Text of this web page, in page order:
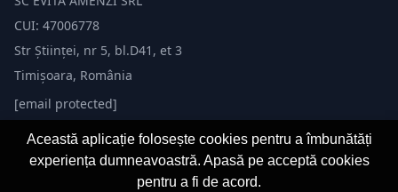
CUI: 47006778
Str Științei, nr 5, bl.D41, et 3
Timișoara, România
[email protected]
Această aplicație folosește cookies pentru a îmbunătăți
experiența dumneavoastră. Apasă pe acceptă cookies
pentru a fi de acord.